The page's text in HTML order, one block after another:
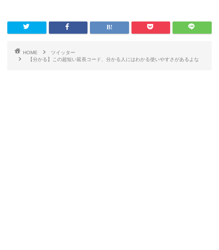
HOME
ツイッター
【分かる】この超短い延長コード、分かる人にはわかる使いやすさがあるよな